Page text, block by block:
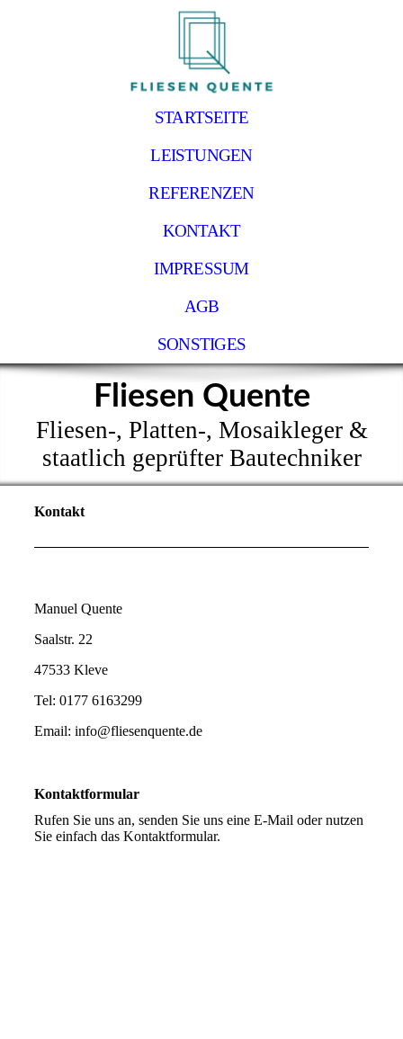
STARTSEITE
LEISTUNGEN
REFERENZEN
KONTAKT
IMPRESSUM
AGB
SONSTIGES
Fliesen Quente
Fliesen-, Platten-, Mosaikleger &
staatlich geprüfter Bautechniker
Kontakt
Manuel Quente
Saalstr. 22
47533 Kleve
Tel: 0177 6163299
Email: info@fliesenquente.de
Kontaktformular
Rufen Sie uns an, senden Sie uns eine E-Mail oder nutzen
Sie einfach das Kontaktformular.